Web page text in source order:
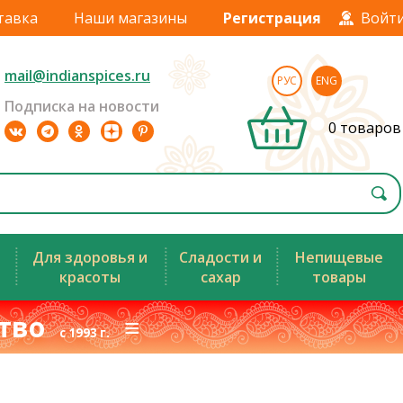
Наши магазины Регистрация
mail@indianspices.ru
Подписка на новости
РУС ENG
0 товаров
Для здоровья и
красоты
Сладости и
сахар
Непищевые
товары
с 1993 г.≡